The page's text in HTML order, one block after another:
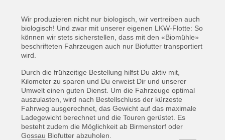
Wir produzieren nicht nur biologisch, wir vertreiben auch
biologisch! Und zwar mit unserer eigenen LKW-Flotte: So
können wir stets sicherstellen, dass mit den «Biomühle»
beschrifteten Fahrzeugen auch nur Biofutter transportiert
wird.
Durch die frühzeitige Bestellung hilfst Du aktiv mit,
Kilometer zu sparen und Du erweist Dir und unserer
Umwelt einen guten Dienst. Um die Fahrzeuge optimal
auszulasten, wird nach Bestellschluss der kürzeste
Fahrweg ausgerechnet, das Gewicht auf das maximale
Ladegewicht berechnet und die Touren gerüstet. Es
besteht zudem die Möglichkeit ab Birmenstorf oder
Gossau Biofutter abzuholen.